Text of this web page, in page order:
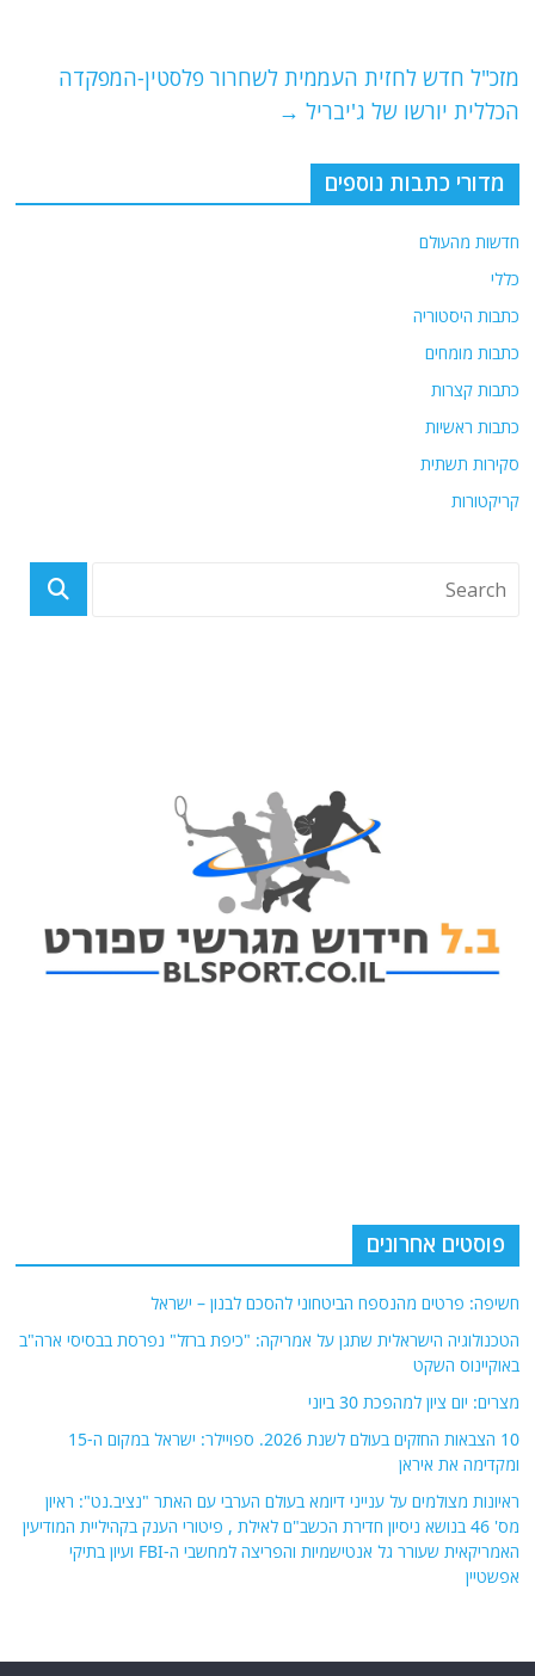
k
מזכ"ל חדש לחזית העממית לשחרור פלסטין-המפקדה
הכללית יורשו של ג'יבריל →
מדורי כתבות נוספים
חדשות מהעולם
כללי
כתבות היסטוריה
כתבות מומחים
כתבות קצרות
כתבות ראשיות
סקירות תשתית
קריקטורות
פוסטים אחרונים
חשיפה: פרטים מהנספח הביטחוני להסכם לבנון – ישראל
הטכנולוגיה הישראלית שתגן על אמריקה: "כיפת ברזל" נפרסת בבסיסי ארה"ב
באוקיינוס השקט
מצרים: יום ציון למהפכת 30 ביוני
10 הצבאות החזקים בעולם לשנת 2026. ספויילר: ישראל במקום ה-15
ומקדימה את איראן
ראיונות מצולמים על ענייני דיומא בעולם הערבי עם האתר "נציב.נט": ראיון
מס' 46 בנושא ניסיון חדירת הכשב"ם לאילת , פיטורי הענק בקהיליית המודיעין
האמריקאית שעורר גל אנטישמיות והפריצה למחשבי ה-FBI ועיון בתיקי
אפשטיין